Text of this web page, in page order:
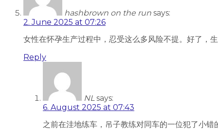
hashbrown on the run says:
2. June 2025 at 07:26
女性在怀孕生产过程中，忍受这么多风险不提。好了，
Reply
NL says:
6. August 2025 at 07:43
之前在洼地练车，吊子教练对同车的一位犯了小